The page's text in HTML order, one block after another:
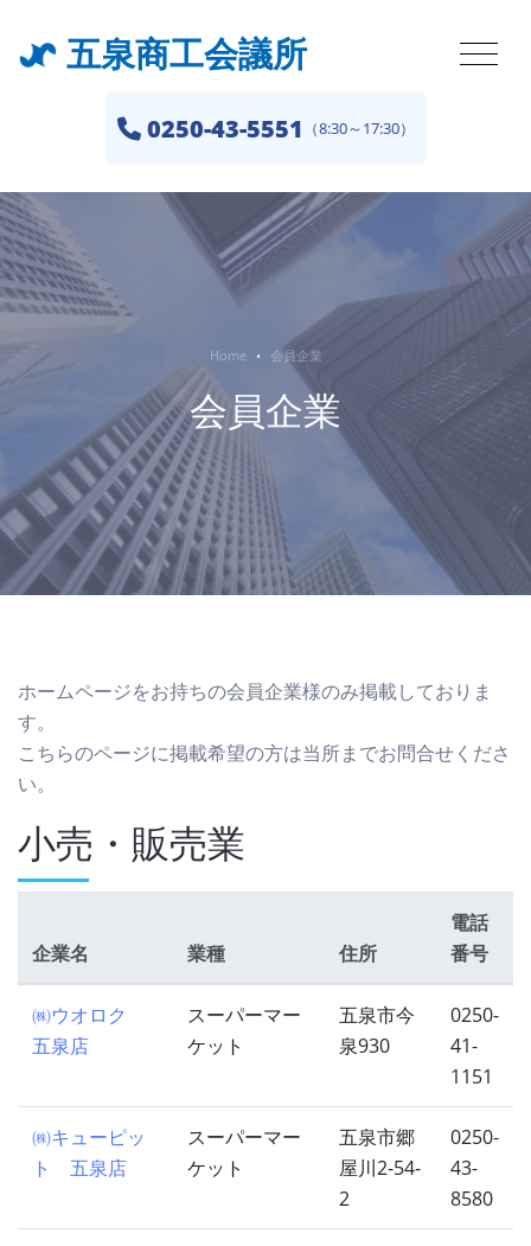
五泉商工会議所
0250-43-5551 （8:30～17:30）
Home 会員企業
会員企業
ホームページをお持ちの会員企業様のみ掲載しておりま
す。
こちらのページに掲載希望の方は当所までお問合せくださ
い。
小売・販売業
企業名 業種 住所
電話
番号
㈱ウオロク
五泉店
スーパーマー
ケット
五泉市今
泉930
0250-
41-
1151
㈱キューピッ
ト 五泉店
スーパーマー
ケット
五泉市郷
屋川2-54-
2
0250-
43-
8580